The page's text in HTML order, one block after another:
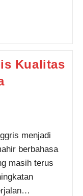
Kualitas
menjadi
berbahasa
masih terus